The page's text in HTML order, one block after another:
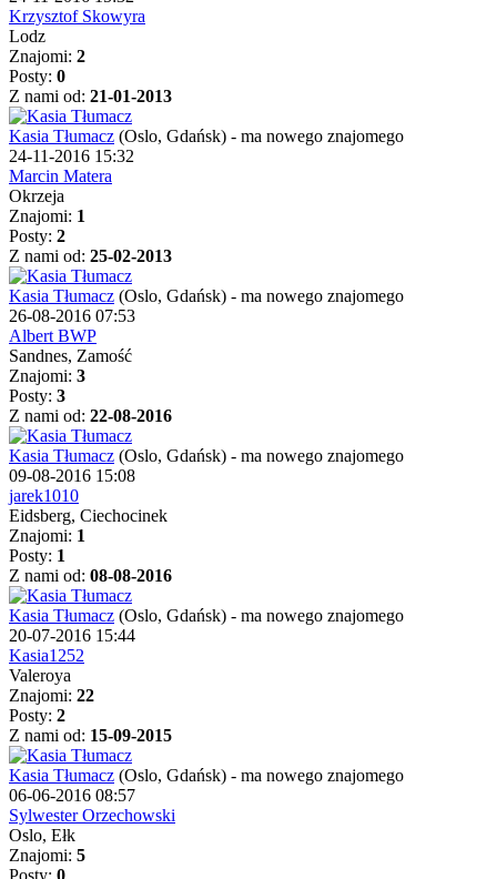
Krzysztof Skowyra
Lodz
Znajomi: 2
Posty: 0
Z nami od: 21-01-2013
Kasia Tłumacz (Oslo, Gdańsk) - ma nowego znajomego
24-11-2016 15:32
Marcin Matera
Okrzeja
Znajomi: 1
Posty: 2
Z nami od: 25-02-2013
Kasia Tłumacz (Oslo, Gdańsk) - ma nowego znajomego
26-08-2016 07:53
Albert BWP
Sandnes, Zamość
Znajomi: 3
Posty: 3
Z nami od: 22-08-2016
Kasia Tłumacz (Oslo, Gdańsk) - ma nowego znajomego
09-08-2016 15:08
jarek1010
Eidsberg, Ciechocinek
Znajomi: 1
Posty: 1
Z nami od: 08-08-2016
Kasia Tłumacz (Oslo, Gdańsk) - ma nowego znajomego
20-07-2016 15:44
Kasia1252
Valeroya
Znajomi: 22
Posty: 2
Z nami od: 15-09-2015
Kasia Tłumacz (Oslo, Gdańsk) - ma nowego znajomego
06-06-2016 08:57
Sylwester Orzechowski
Oslo, Ełk
Znajomi: 5